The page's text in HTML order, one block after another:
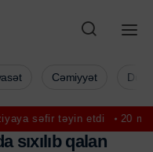
etdi 20 manatlıq ödəniş
Cəmiyyət
a sıxılıb qalan